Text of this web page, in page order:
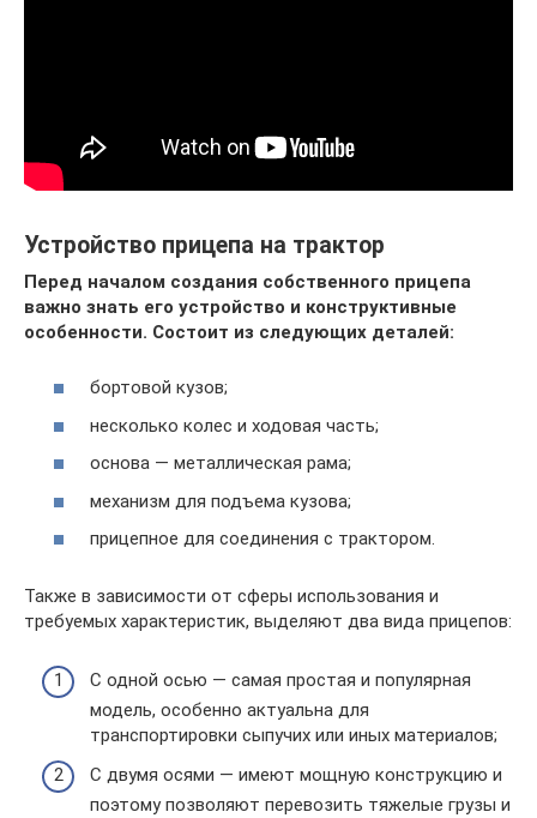
Устройство прицепа на трактор
Перед началом создания собственного прицепа
важно знать его устройство и конструктивные
особенности. Состоит из следующих деталей:
бортовой кузов;
несколько колес и ходовая часть;
основа — металлическая рама;
механизм для подъема кузова;
прицепное для соединения с трактором.
Также в зависимости от сферы использования и
требуемых характеристик, выделяют два вида прицепов:
С одной осью — самая простая и популярная
модель, особенно актуальна для
транспортировки сыпучих или иных материалов;
С двумя осями — имеют мощную конструкцию и
поэтому позволяют перевозить тяжелые грузы и